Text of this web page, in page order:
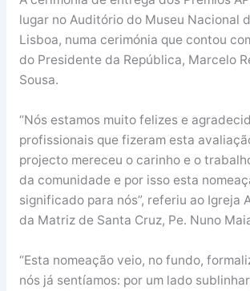
lugar no Auditório do Museu Nacional
Lisboa, numa cerimónia que contou
do Presidente da República, Marcelo
Sousa.
“Nós estamos muito felizes e
profissionais que fizeram esta
projecto mereceu o carinho e o
da comunidade e por isso esta
significado para nós”, referiu ao Igreja
da Matriz de Santa Cruz, Pe. Nuno
“Esta nomeação veio, no fundo,
nós já sentíamos: por um lado